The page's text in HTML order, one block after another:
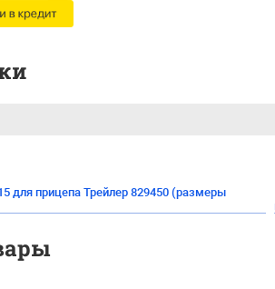
для прицепа Трейлер 829450 (размеры